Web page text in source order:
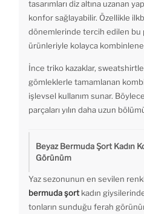
tasarımları diz altına uzanan
konfor sağlayabilir. Özellikle
dönemlerinde tercih edilen bu
ürünleriyle kolayca
İnce triko kazaklar,
gömleklerle tamamlanan
işlevsel kullanım sunar.
parçaları yılın daha uzun
Beyaz Bermuda Şort Kadın
Görünüm
Yaz sezonunun en sevilen
bermuda şort kadın
tonların sunduğu ferah